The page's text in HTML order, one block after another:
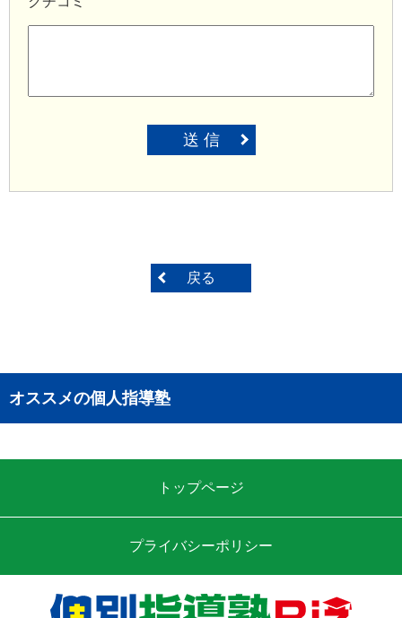
送 信
戻る
オススメの個人指導塾
トップページ
プライバシーポリシー